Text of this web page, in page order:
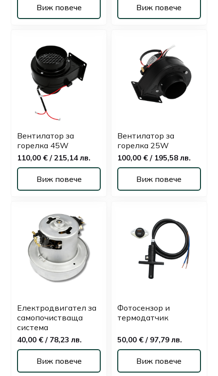
Виж повече Виж повече
Вентилатор за
горелка 45W
110,00 € / 215,14 лв.
Виж повече
Вентилатор за
горелка 25W
100,00 € / 195,58 лв.
Виж повече
Електродвигател за
самопочистваща
система
40,00 € / 78,23 лв.
Виж повече
Фотосензор и
термодатчик
50,00 € / 97,79 лв.
Виж повече